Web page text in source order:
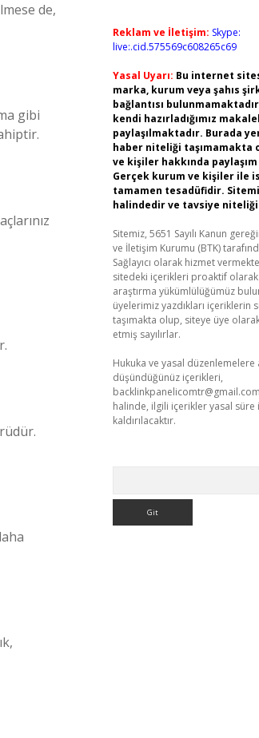
de,
gibi
Reklam ve İletişim: Skype:
live:.cid.575569c608265c69
Yasal Uyarı: Bu internet
marka, kurum veya şahıs
bağlantısı
kendi hazırladığımız
paylaşılmaktadır. Burada
haber niteliği taşımamakta
ve kişiler hakkında
Gerçek kurum ve kişiler ile
tamamen tesadüfidir.
halindedir ve tavsiye niteliği
Sitemiz, 5651 Sayılı Kanun
ve İletişim Kurumu (BTK)
Sağlayıcı olarak hizmet
sitedeki içerikleri proaktif
araştırma yükümlülüğümüz
üyelerimiz yazdıkları içeriklerin
taşımakta olup, siteye üye
etmiş sayılırlar.
Hukuka ve yasal düzenlemelere
düşündüğünüz içerikleri,
backlinkpanelicomtr@gmail.com
halinde, ilgili içerikler yasal
kaldırılacaktır.